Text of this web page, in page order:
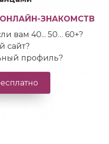
соцсети, так вы
то, что близко
ЗНАКОМСТВ
вам 40... 50… 60+?
сайт?
профиль?